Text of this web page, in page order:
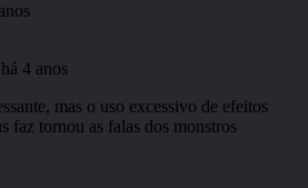
temos as vozes de:
Rufus Payton e Manveru